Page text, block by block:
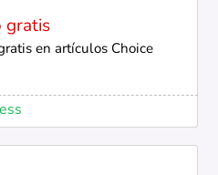
gratis
en artículos Choice